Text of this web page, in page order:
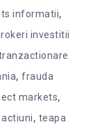
informatii,
investitii
,frauda
markets,
, teapa